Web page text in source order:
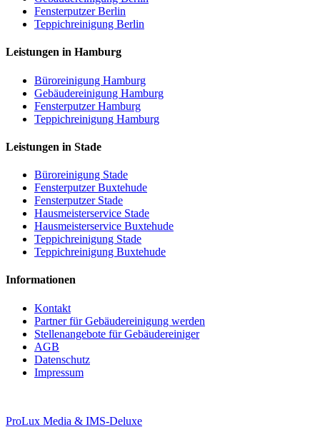
Fensterputzer Berlin
Teppichreinigung Berlin
Leistungen in Hamburg
Büroreinigung Hamburg
Gebäudereinigung Hamburg
Fensterputzer Hamburg
Teppichreinigung Hamburg
Leistungen in Stade
Büroreinigung Stade
Fensterputzer Buxtehude
Fensterputzer Stade
Hausmeisterservice Stade
Hausmeisterservice Buxtehude
Teppichreinigung Stade
Teppichreinigung Buxtehude
Informationen
Kontakt
Partner für Gebäudereinigung werden
Stellenangebote für Gebäudereiniger
AGB
Datenschutz
Impressum
ProLux Media & IMS-Deluxe